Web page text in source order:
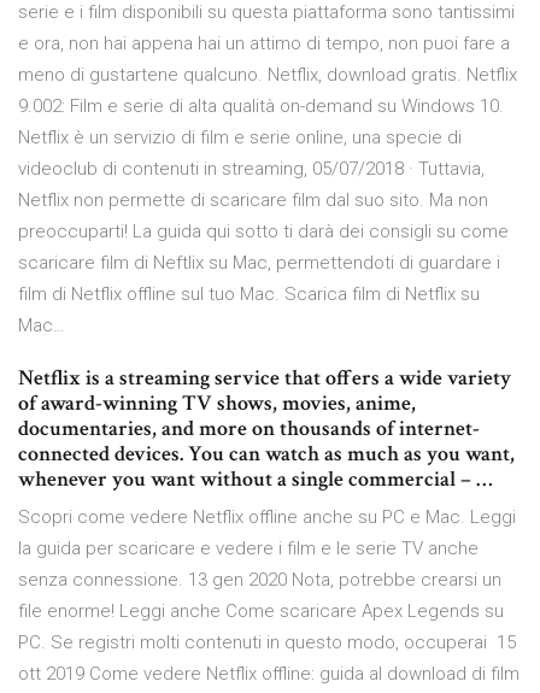
serie e i film disponibili su questa piattaforma sono tantissimi
e ora, non hai appena hai un attimo di tempo, non puoi fare a
meno di gustartene qualcuno. Netflix, download gratis. Netflix
9.002: Film e serie di alta qualità on-demand su Windows 10.
Netflix è un servizio di film e serie online, una specie di
videoclub di contenuti in streaming, 05/07/2018 · Tuttavia,
Netflix non permette di scaricare film dal suo sito. Ma non
preoccuparti! La guida qui sotto ti darà dei consigli su come
scaricare film di Neftlix su Mac, permettendoti di guardare i
film di Netflix offline sul tuo Mac. Scarica film di Netflix su
Mac…
Netflix is a streaming service that offers a wide variety
of award-winning TV shows, movies, anime,
documentaries, and more on thousands of internet-
connected devices. You can watch as much as you want,
whenever you want without a single commercial – …
Scopri come vedere Netflix offline anche su PC e Mac. Leggi
la guida per scaricare e vedere i film e le serie TV anche
senza connessione. 13 gen 2020 Nota, potrebbe crearsi un
file enorme! Leggi anche Come scaricare Apex Legends su
PC. Se registri molti contenuti in questo modo, occuperai 15
ott 2019 Come vedere Netflix offline: guida al download di film